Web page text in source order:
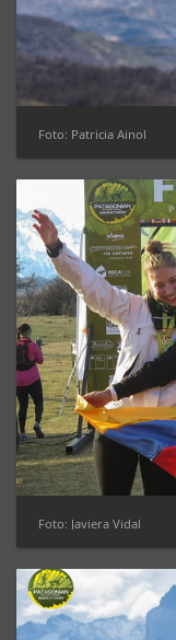
Foto: Patricia Ainol
Foto: Javiera Vidal